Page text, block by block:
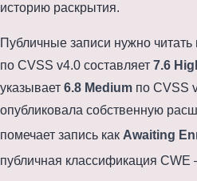
историю раскрытия.
Публичные записи нужно
по CVSS v4.0 составляет 7.6
указывает 6.8 Medium по CVSS
опубликовала собственную
помечает запись как Awaiting
публичная классификация